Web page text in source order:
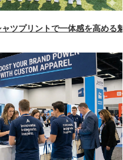
ツプリントで一体感を高める